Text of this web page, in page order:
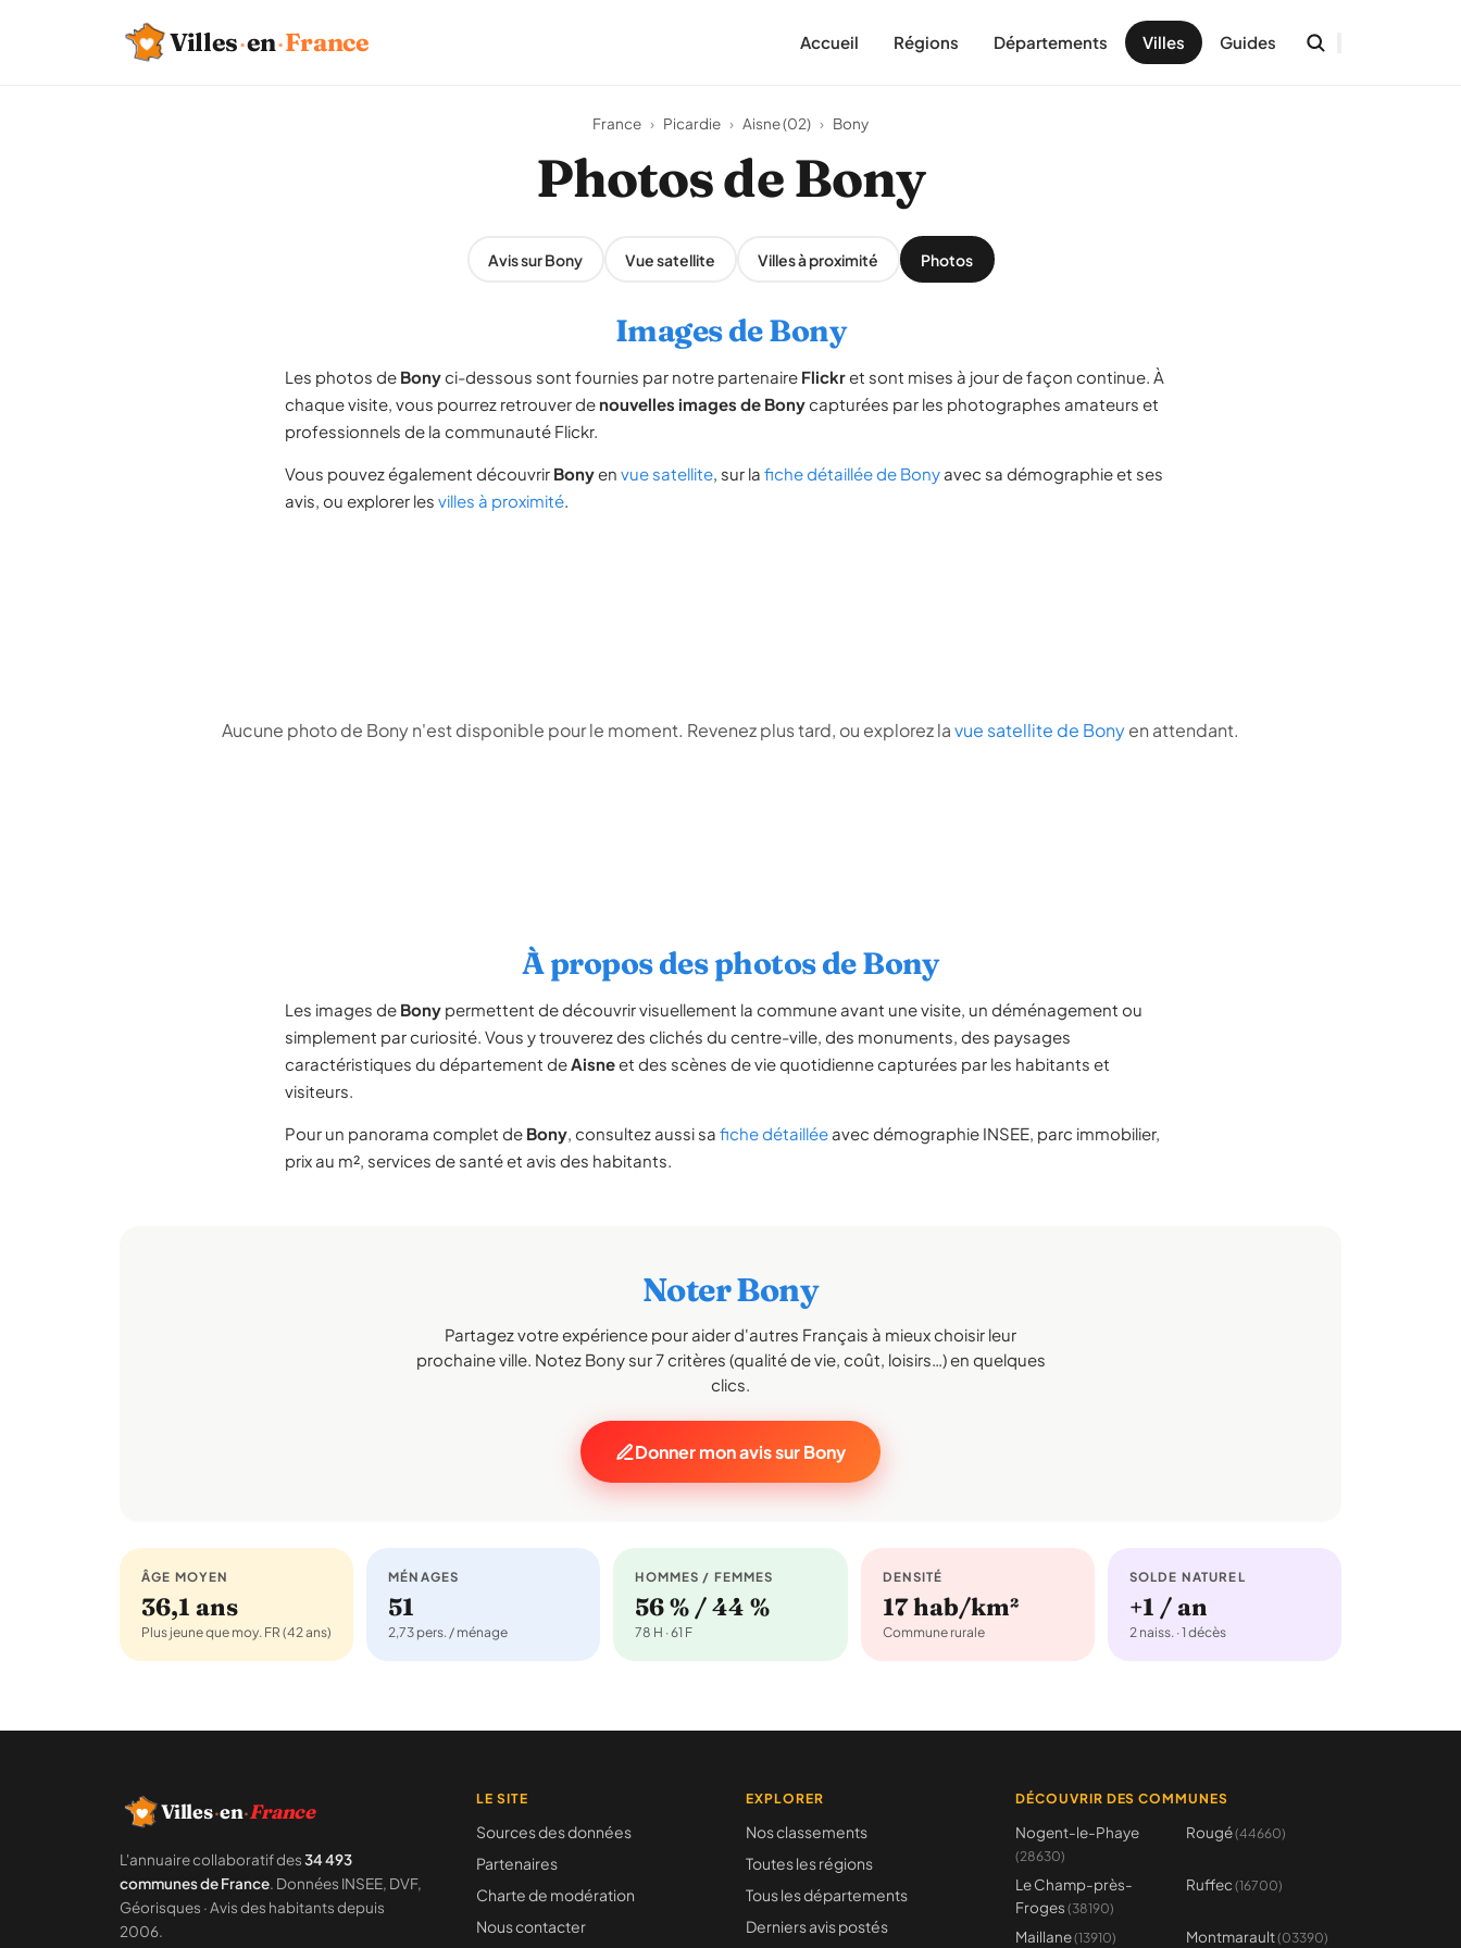
Villes·en·France Accueil Régions Départements Villes Guides
France › Picardie › Aisne (02) › Bony
Photos de Bony
Avis sur Bony Vue satellite Villes à proximité Photos
Images de Bony
Les photos de Bonyci-dessous sont fournies par notre partenaire Flickret sont mises à jour de façon continue. À
chaque visite, vous pourrez retrouver de nouvelles images de Bonycapturées par les photographes amateurs et
professionnels de la communauté Flickr.
Vous pouvez également découvrir Bonyen vue satellite, sur la fiche détaillée de Bony avec sa démographie et ses
avis, ou explorer les villes à proximité.
Aucune photo de Bony n'est disponible pour le moment. Revenez plus tard, ou explorez lavue satellite de Bonyen attendant.
À propos des photos de Bony
Les images de Bony permettent de découvrir visuellement la commune avant une visite, un déménagement ou
simplement par curiosité. Vous y trouverez des clichés du centre-ville, des monuments, des paysages
caractéristiques du département deAisneet des scènes de vie quotidienne capturées par les habitants et
visiteurs.
Pour un panorama complet de Bony, consultez aussi sa fiche détaillée avec démographie INSEE, parc immobilier,
prix au m², services de santé et avis des habitants.
Noter Bony
Partagez votre expérience pour aider d'autres Français à mieux choisir leur
prochaine ville. Notez Bony sur 7 critères (qualité de vie, coût, loisirs…) en quelques
clics.
Donner mon avis sur Bony
ÂGE MOYEN
36,1 ans
Plus jeune que moy. FR (42 ans)
MÉNAGES
51
2,73 pers. / ménage
HOMMES / FEMMES
56 % / 44 %
78 H · 61 F
DENSITÉ
17 hab/km²
Commune rurale
SOLDE NATUREL
+1 / an
2 naiss. · 1 décès
Villes·en·France
L'annuaire collaboratif des34 493
communes de France. Données INSEE, DVF,
Géorisques · Avis des habitants depuis
2006.
LE SITE
Sources des données
Partenaires
Charte de modération
Nous contacter
EXPLORER
Nos classements
Toutes les régions
Tous les départements
Derniers avis postés
DÉCOUVRIR DES COMMUNES
Nogent-le-Phaye
(28630)
Rougé(44660)
Le Champ-près-
Froges (38190)
Ruffec (16700)
Maillane(13910) Montmarault(03390)